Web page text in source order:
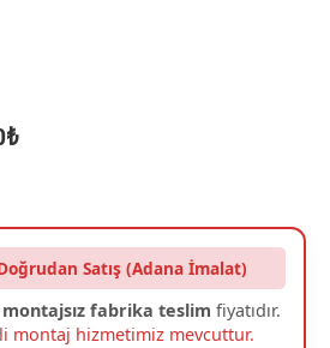
₺Şu
8.000,00₺.
Satış (Adana İmalat)
montajsız fabrika teslim fiyatıdır.
montaj hizmetimiz mevcuttur.